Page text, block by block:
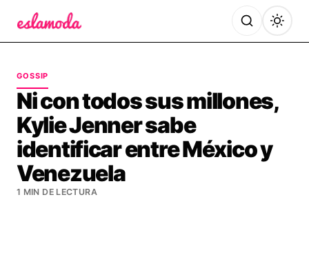
GOSSIP
Ni con todos sus millones,
Kylie Jenner sabe
identificar entre México y
Venezuela
1 MIN DE LECTURA